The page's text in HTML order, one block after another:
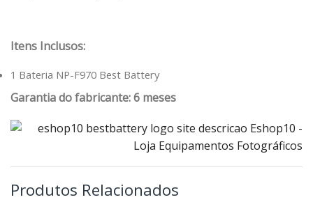
Itens Inclusos:
1 Bateria NP-F970 Best Battery
Garantia do fabricante: 6 meses
Produtos Relacionados